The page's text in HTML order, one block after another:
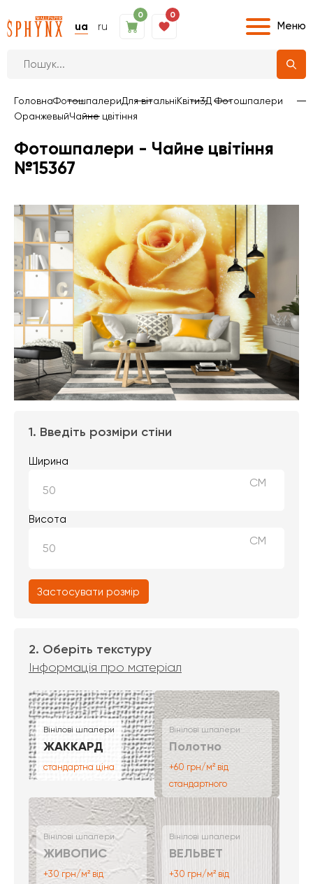
ua ru
0 0
Меню
ГоловнаФотошпалериДля вітальніКвіти3Д Фотошпалери
ОранжевыйЧайне цвітіння
Фотошпалери - Чайне цвітіння
№15367
1. Введіть розміри стіни
Ширина
СМ
Висота
СМ
Застосувати розмір
2. Оберіть текстуру
Інформація про матеріал
Вінілові шпалери
ЖАККАРД
стандартна ціна
Вінілові шпалери
Полотно
+60 грн/м² від
стандартного
Вінілові шпалери
ЖИВОПИС
+30 грн/м² від
Вінілові шпалери
ВЕЛЬВЕТ
+30 грн/м² від